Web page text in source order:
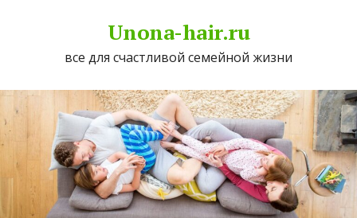
Unona-hair.ru
все для счастливой семейной жизни